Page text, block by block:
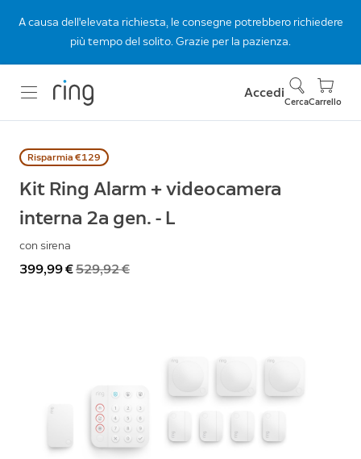
A causa dell'elevata richiesta, le consegne potrebbero richiedere
più tempo del solito. Grazie per la pazienza.
Accedi
CercaCarrello
Risparmia €129
Kit Ring Alarm + videocamera
interna 2a gen. - L
con sirena
Ora
399,99 €Prima
529,92 €